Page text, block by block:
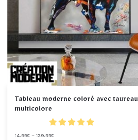
Tableau moderne coloré avec taureau
multicolore
14.99€ – 129.99€